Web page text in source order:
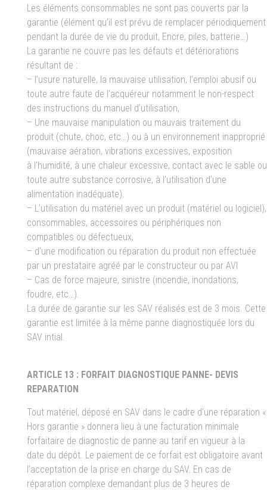
Les éléments consommables ne sont pas couverts par la
garantie (élément qu’il est prévu de remplacer périodiquement
pendant la durée de vie du produit, Encre, piles, batterie…)
La garantie ne couvre pas les défauts et détériorations
résultant de :
– l’usure naturelle, la mauvaise utilisation, l’emploi abusif ou
toute autre faute de l’acquéreur notamment le non-respect
des instructions du manuel d’utilisation,
– Une mauvaise manipulation ou mauvais traitement du
produit (chute, choc, etc…) ou à un environnement inapproprié
(mauvaise aération, vibrations excessives, exposition
à l’humidité, à une chaleur excessive, contact avec le sable ou
toute autre substance corrosive, à l’utilisation d’une
alimentation inadéquate).
– L’utilisation du matériel avec un produit (matériel ou logiciel),
consommables, accessoires ou périphériques non
compatibles ou défectueux,
– d’une modification ou réparation du produit non effectuée
par un prestataire agréé par le constructeur ou par AVI
– Cas de force majeure, sinistre (incendie, inondations,
foudre, etc…).
La durée de garantie sur les SAV réalisés est de 3 mois. Cette
garantie est limitée à la même panne diagnostiquée lors du
SAV intial.
ARTICLE 13 : FORFAIT DIAGNOSTIQUE PANNE- DEVIS
REPARATION
Tout matériel, déposé en SAV dans le cadre d’une réparation «
Hors garantie » donnera lieu à une facturation minimale
forfaitaire de diagnostic de panne au tarif en vigueur à la
date du dépôt. Le paiement de ce forfait est obligatoire avant
l’acceptation de la prise en charge du SAV. En cas de
réparation complexe demandant plus de 3 heures de